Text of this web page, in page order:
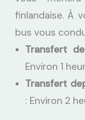
finlandaise. À
bus vous
Transfert
Environ 1
Transfert
: Environ 2